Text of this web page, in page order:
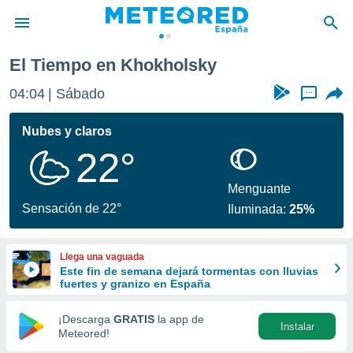
de
por
se
calidad.
a este
las
y
forma
digital
basada
El Tiempo en Khokholsky
04:04 Sábado ...
Nubes y claros
22°
Sensación de 22°
Menguante
Iluminada:25%
Llega una vaguada
Este fin de semana dejará tormentas con lluvias
fuertes y granizo en España
¡Descarga GRATIS la app de
Meteored!
Instalar